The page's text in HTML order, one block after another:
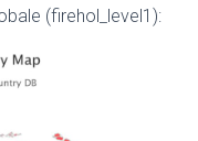
(firehol_level1):